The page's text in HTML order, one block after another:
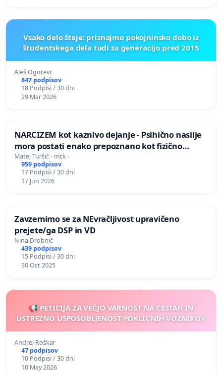
Vsako delo šteje: priznajmo pokojninsko dobo iz
študentskega dela tudi za generacijo pred 2015
Aleš Ogorevc
847 podpisov
18 Podpisi / 30 dni
29 Mar 2026
NARCIZEM kot kaznivo dejanje - Psihično nasilje
mora postati enako prepoznano kot fizično
nasilje
Matej Turšič - mtk -
959 podpisov
17 Podpisi / 30 dni
17 Jun 2026
Zavzemimo se za NEvračljivost upravičeno
prejete/ga DSP in VD
Nina Drobnič
439 podpisov
15 Podpisi / 30 dni
30 Oct 2025
📢 PETICIJA ZA VEČJO VARNOST NA CESTAH IN
USTREZNO USPOSOBLJENOST POKLICNIH VOZNIKOV
Andrej Roškar
47 podpisov
10 Podpisi / 30 dni
10 May 2026